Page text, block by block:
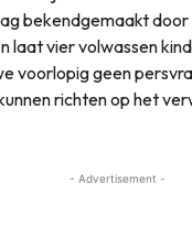
bekendgemaakt door
laat vier volwassen
voorlopig geen
richten op het
- Advertisement -